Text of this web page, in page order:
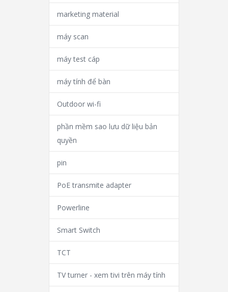
marketing material
máy scan
máy test cáp
máy tính để bàn
Outdoor wi-fi
phần mềm sao lưu dữ liệu bản
quyền
pin
PoE transmite adapter
Powerline
Smart Switch
TCT
TV turner - xem tivi trên máy tính